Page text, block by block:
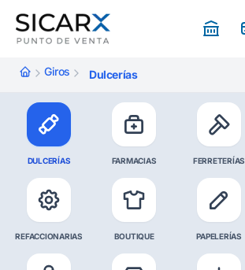
Giros Dulcerías
DULCERÍAS FARMACIAS FERRETERÍAS
REFACCIONARIAS BOUTIQUE PAPELERÍAS